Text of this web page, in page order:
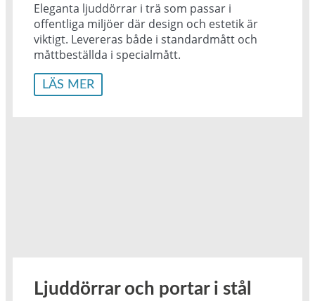
Eleganta ljuddörrar i trä som passar i
offentliga miljöer där design och estetik är
viktigt. Levereras både i standardmått och
måttbeställda i specialmått.
LÄS MER
Ljuddörrar och portar i stål